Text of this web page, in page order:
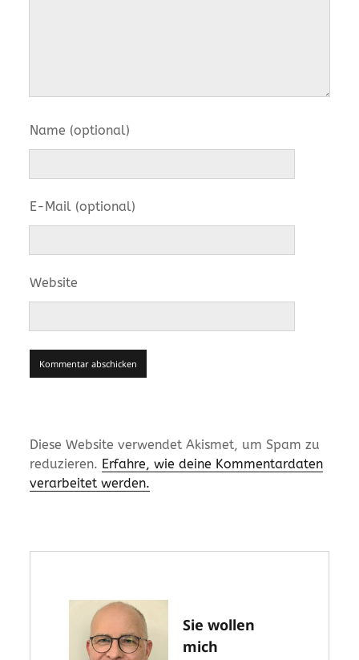
Name (optional)
E-Mail (optional)
Website
Diese Website verwendet Akismet, um Spam zu
reduzieren. Erfahre, wie deine Kommentardaten
verarbeitet werden.
Sie wollen
mich